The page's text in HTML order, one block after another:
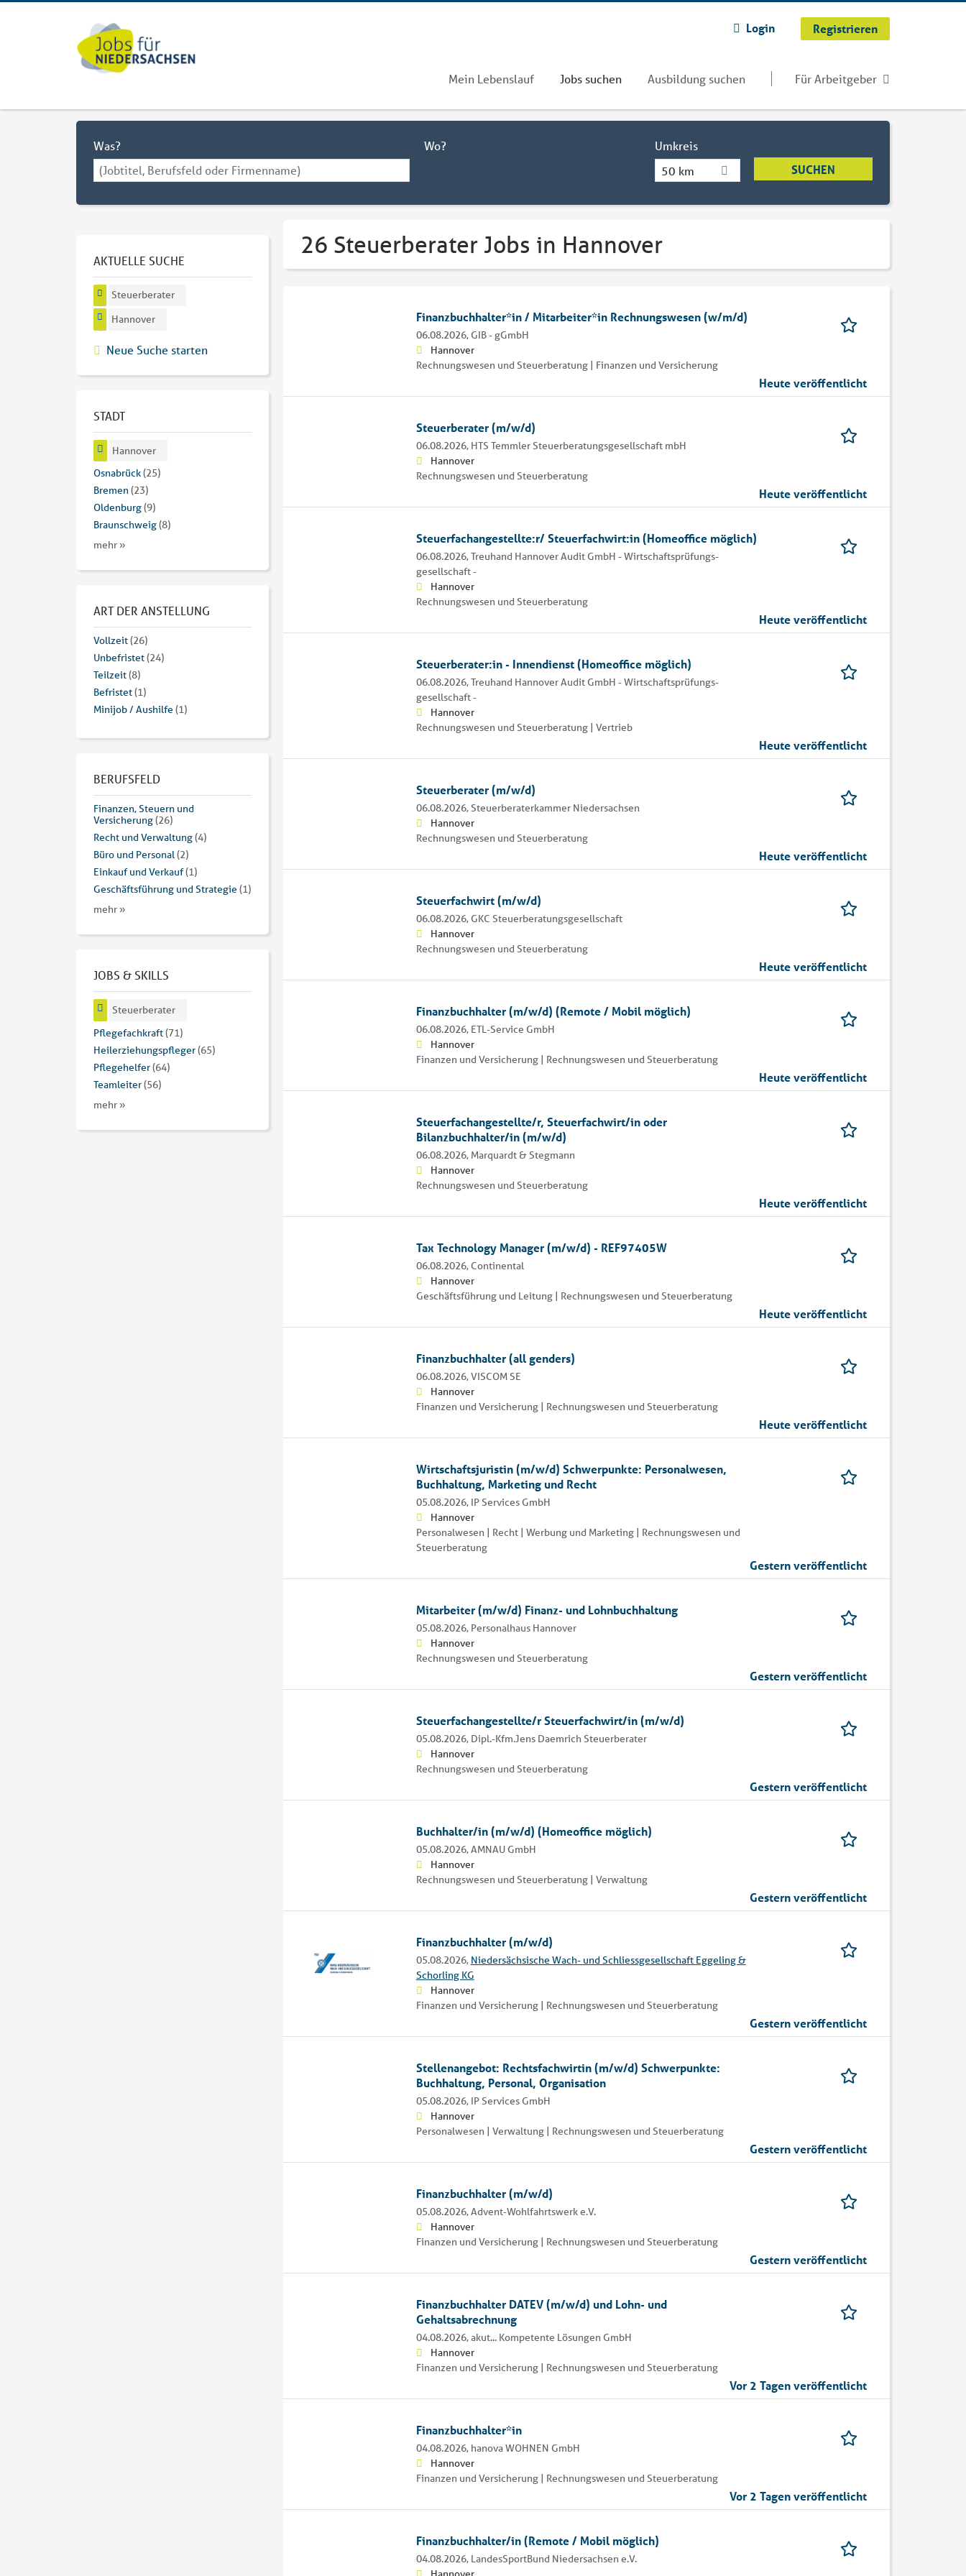
Login Registrieren
Mein Lebenslauf Jobs suchen Ausbildung suchen Für Arbeitgeber
Was? Wo?
Umkreis
50 km
26 Steuerberater Jobs in Hannover
Finanzbuchhalter*in / Mitarbeiter*in Rechnungswesen (w/m/d)
06.08.2026, GIB - gGmbH
Hannover
Rechnungswesen und Steuerberatung | Finanzen und Versicherung
Heute veröffentlicht
Steuerberater (m/w/d)
06.08.2026, HTS Temmler Steuerberatungsgesellschaft mbH
Hannover
Rechnungswesen und Steuerberatung
Heute veröffentlicht
Steuerfachangestellte:r/ Steuerfachwirt:in (Homeoffice möglich)
06.08.2026,Treuhand Hannover Audit GmbH - Wirtschaftsprüfungs-
gesellschaft -
Hannover
Rechnungswesen und Steuerberatung
Heute veröffentlicht
Steuerberater:in - Innendienst (Homeoffice möglich)
06.08.2026,Treuhand Hannover Audit GmbH - Wirtschaftsprüfungs-
gesellschaft -
Hannover
Rechnungswesen und Steuerberatung | Vertrieb
Heute veröffentlicht
Steuerberater (m/w/d)
06.08.2026, Steuerberaterkammer Niedersachsen
Hannover
Rechnungswesen und Steuerberatung
Heute veröffentlicht
Steuerfachwirt (m/w/d)
06.08.2026, GKC Steuerberatungsgesellschaft
Hannover
Rechnungswesen und Steuerberatung
Heute veröffentlicht
Finanzbuchhalter (m/w/d) (Remote / Mobil möglich)
06.08.2026, ETL-Service GmbH
Hannover
Finanzen und Versicherung | Rechnungswesen und Steuerberatung
Heute veröffentlicht
Steuerfachangestellte/r, Steuerfachwirt/in oder
Bilanzbuchhalter/in (m/w/d)
06.08.2026, Marquardt & Stegmann
Hannover
Rechnungswesen und Steuerberatung
Heute veröffentlicht
Tax Technology Manager (m/w/d) - REF97405W
06.08.2026, Continental
Hannover
Geschäftsführung und Leitung | Rechnungswesen und Steuerberatung
Heute veröffentlicht
Finanzbuchhalter (all genders)
06.08.2026,VISCOM SE
Hannover
Finanzen und Versicherung | Rechnungswesen und Steuerberatung
Heute veröffentlicht
Wirtschaftsjuristin (m/w/d) Schwerpunkte: Personalwesen,
Buchhaltung, Marketing und Recht
05.08.2026, IP Services GmbH
Hannover
Personalwesen | Recht | Werbung und Marketing | Rechnungswesen und
Steuerberatung
Gestern veröffentlicht
Mitarbeiter (m/w/d) Finanz- und Lohnbuchhaltung
05.08.2026, Personalhaus Hannover
Hannover
Rechnungswesen und Steuerberatung
Gestern veröffentlicht
Steuerfachangestellte/r Steuerfachwirt/in (m/w/d)
05.08.2026, Dipl.-Kfm.Jens Daemrich Steuerberater
Hannover
Rechnungswesen und Steuerberatung
Gestern veröffentlicht
Buchhalter/in (m/w/d) (Homeoffice möglich)
05.08.2026,AMNAU GmbH
Hannover
Rechnungswesen und Steuerberatung | Verwaltung
Gestern veröffentlicht
Finanzbuchhalter (m/w/d)
05.08.2026, Niedersächsische Wach- und Schliessgesellschaft Eggeling &
Schorling KG
Hannover
Finanzen und Versicherung | Rechnungswesen und Steuerberatung
Gestern veröffentlicht
Stellenangebot: Rechtsfachwirtin (m/w/d) Schwerpunkte:
Buchhaltung, Personal, Organisation
05.08.2026, IP Services GmbH
Hannover
Personalwesen | Verwaltung | Rechnungswesen und Steuerberatung
Gestern veröffentlicht
Finanzbuchhalter (m/w/d)
05.08.2026,Advent-Wohlfahrtswerk e.V.
Hannover
Finanzen und Versicherung | Rechnungswesen und Steuerberatung
Gestern veröffentlicht
Finanzbuchhalter DATEV (m/w/d) und Lohn- und
Gehaltsabrechnung
04.08.2026,akut... Kompetente Lösungen GmbH
Hannover
Finanzen und Versicherung | Rechnungswesen und Steuerberatung
Vor 2 Tagen veröffentlicht
Finanzbuchhalter*in
04.08.2026, hanova WOHNEN GmbH
Hannover
Finanzen und Versicherung | Rechnungswesen und Steuerberatung
Vor 2 Tagen veröffentlicht
Finanzbuchhalter/in (Remote / Mobil möglich)
04.08.2026, LandesSportBund Niedersachsen e.V.
AKTUELLE SUCHE
Steuerberater
Hannover
Neue Suche starten
STADT
Hannover
Osnabrück(25)
Bremen(23)
Oldenburg(9)
Braunschweig(8)
mehr »
ART DER ANSTELLUNG
Vollzeit(26)
Unbefristet(24)
Teilzeit(8)
Befristet(1)
Minijob / Aushilfe (1)
BERUFSFELD
Finanzen, Steuern und
Versicherung(26)
Recht und Verwaltung(4)
Büro und Personal(2)
Einkauf und Verkauf(1)
Geschäftsführung und Strategie (1)
mehr »
JOBS & SKILLS
Steuerberater
Pflegefachkraft(71)
Heilerziehungspfleger(65)
Pflegehelfer(64)
Teamleiter(56)
mehr »